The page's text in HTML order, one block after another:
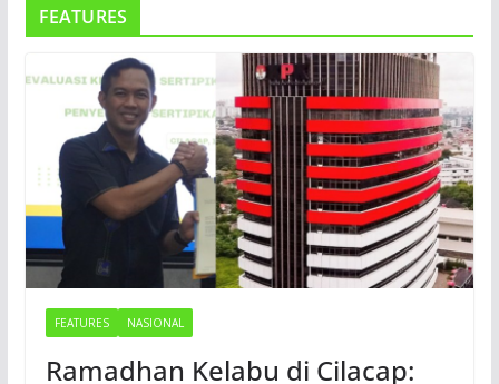
FEATURES
FEATURES NASIONAL
Ramadhan Kelabu di Cilacap: